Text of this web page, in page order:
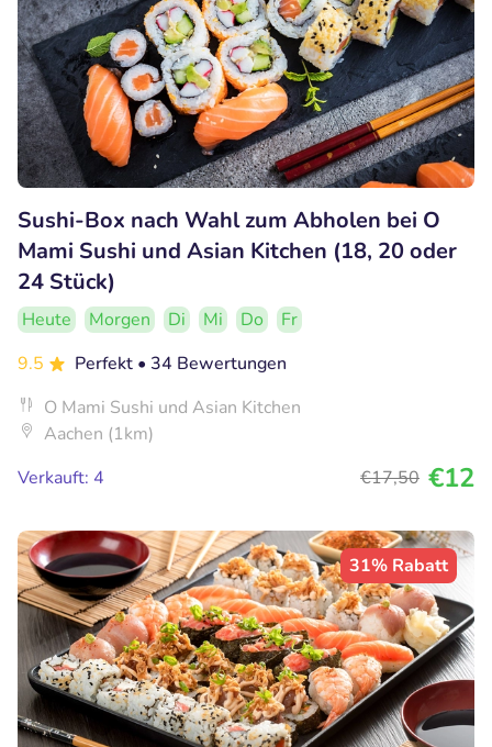
Sushi-Box nach Wahl zum Abholen bei O
Mami Sushi und Asian Kitchen (18, 20 oder
24 Stück)
Heute Morgen Di Mi Do
Fr
9.5
Perfekt • 34 Bewertungen
O Mami Sushi und Asian Kitchen
Aachen (1km)
Verkauft: 4
€17,50 €12
31% Rabatt